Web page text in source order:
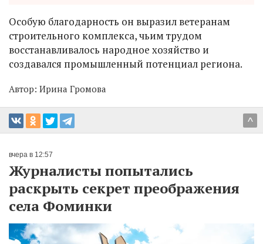
Особую благодарность он выразил ветеранам
строительного комплекса, чьим трудом
восстанавливалось народное хозяйство и
создавался промышленный потенциал региона.
Автор: Ирина Громова
^
вчера в 12:57
Журналисты попытались
раскрыть секрет преображения
села Фоминки